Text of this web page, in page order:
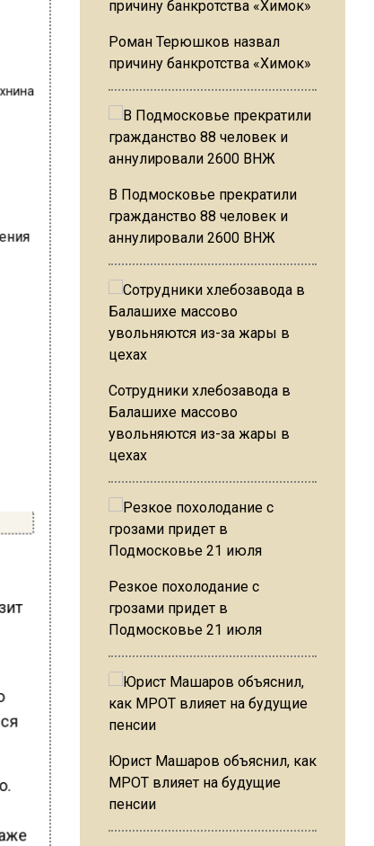
Роман Терюшков назвал
причину банкротства «Химок»
В Подмосковье прекратили
гражданство 88 человек и
аннулировали 2600 ВНЖ
Сотрудники хлебозавода в
Балашихе массово
увольняются из-за жары в
цехах
Резкое похолодание с
грозами придет в
Подмосковье 21 июля
Юрист Машаров объяснил, как
МРОТ влияет на будущие
пенсии